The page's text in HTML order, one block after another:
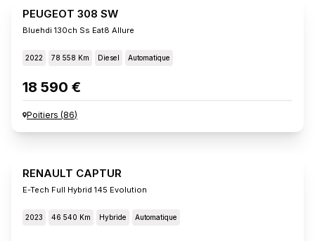
PEUGEOT 308 SW
Bluehdi 130ch Ss Eat8 Allure
2022 78 558 Km Diesel Automatique
18 590 €
Poitiers (86)
RENAULT CAPTUR
E-Tech Full Hybrid 145 Evolution
2023 46 540 Km Hybride Automatique